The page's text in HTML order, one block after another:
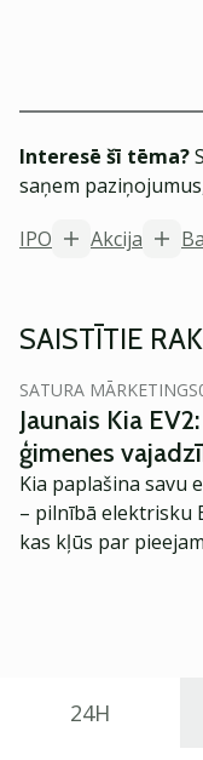
Interesē šī tēma?
saņem
IPO
Akcija
SAISTĪTIE
SATURA MĀRKETINGS
Jaunais Kia
ģimenes
Kia paplašina savu
– pilnībā elektrisku
kas kļūs par
24H